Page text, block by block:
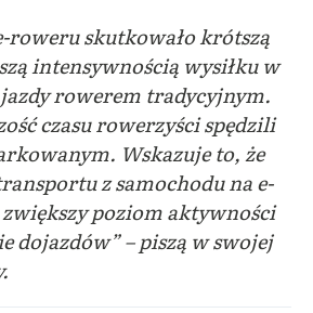
roweru skutkowało krótszą
intensywnością wysiłku w
rowerem tradycyjnym.
czasu rowerzyści spędzili
Wskazuje to, że
z samochodu na e-
poziom aktywności
dojazdów” – piszą w swojej